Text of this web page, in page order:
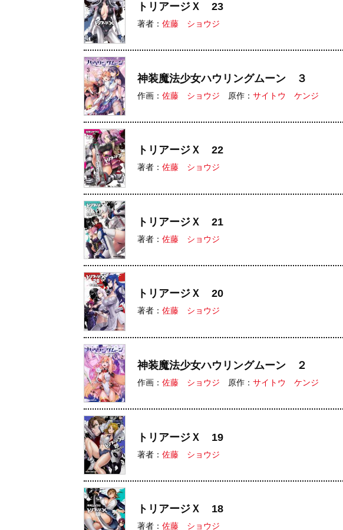
トリアージＸ 23
著者： 佐藤 ショウジ
神装魔法少女ハウリングムーン ３
作画： 佐藤 ショウジ 原作： サイトウ ケンジ
トリアージＸ 22
著者： 佐藤 ショウジ
トリアージＸ 21
著者： 佐藤 ショウジ
トリアージＸ 20
著者： 佐藤 ショウジ
神装魔法少女ハウリングムーン ２
作画： 佐藤 ショウジ 原作： サイトウ ケンジ
トリアージＸ 19
著者： 佐藤 ショウジ
トリアージＸ 18
著者： 佐藤 ショウジ